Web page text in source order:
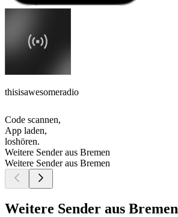
thisisawesomeradio
Code scannen,
App laden,
loshören.
Weitere Sender aus Bremen
Weitere Sender aus Bremen
Weitere Sender aus Bremen